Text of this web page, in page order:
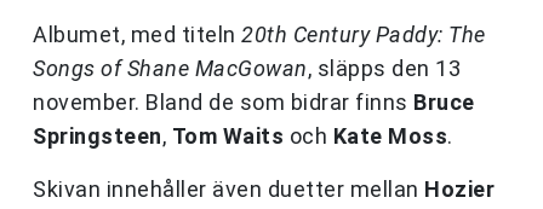
Albumet, med titeln 20th Century Paddy: The
Songs of Shane MacGowan, släpps den 13
november. Bland de som bidrar finns Bruce
Springsteen, Tom Waits och Kate Moss.
Skivan innehåller även duetter mellan Hozier